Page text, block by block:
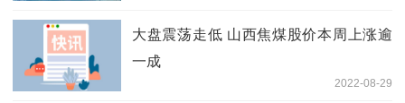
大盘震荡走低 山西焦煤股价本周上涨逾
一成
2022-08-29